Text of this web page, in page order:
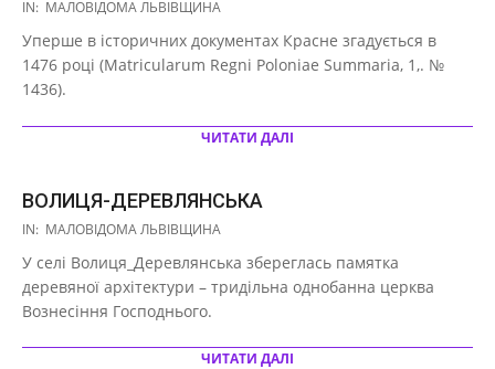
08
IN: МАЛОВІДОМА ЛЬВІВЩИНА
Уперше в iсторичних документах Красне згадується в
1476 роцi (Matricularum Regni Poloniae Summaria, 1,. №
1436).
ЧИТАТИ ДАЛІ
ВОЛИЦЯ-ДЕРЕВЛЯНСЬКА
2020-
08
IN: МАЛОВІДОМА ЛЬВІВЩИНА
У селі Волиця_Деревлянська збереглась памятка
деревяної архітектури – тридільна однобанна церква
Вознесіння Господнього.
ЧИТАТИ ДАЛІ